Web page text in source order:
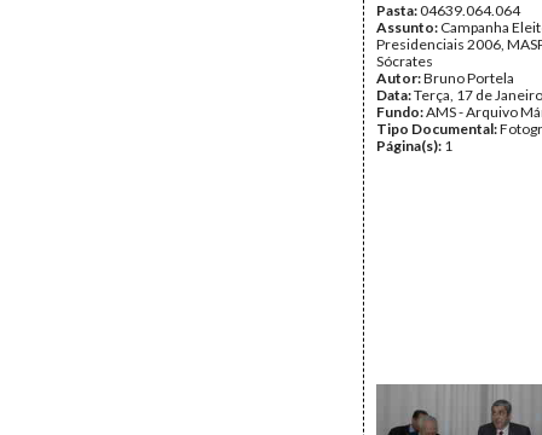
Pasta:04639.064.064
Assunto: Campanha
Presidenciais 2006,
Sócrates
Autor:Bruno Portela
Data:Terça, 17 de
Fundo:AMS - Arquivo
Tipo Documental:
Página(s): 1